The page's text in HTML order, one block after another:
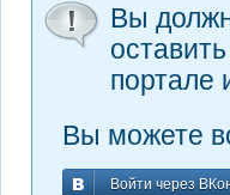
Вы
портале
Вы можете
Войти через
Войти через